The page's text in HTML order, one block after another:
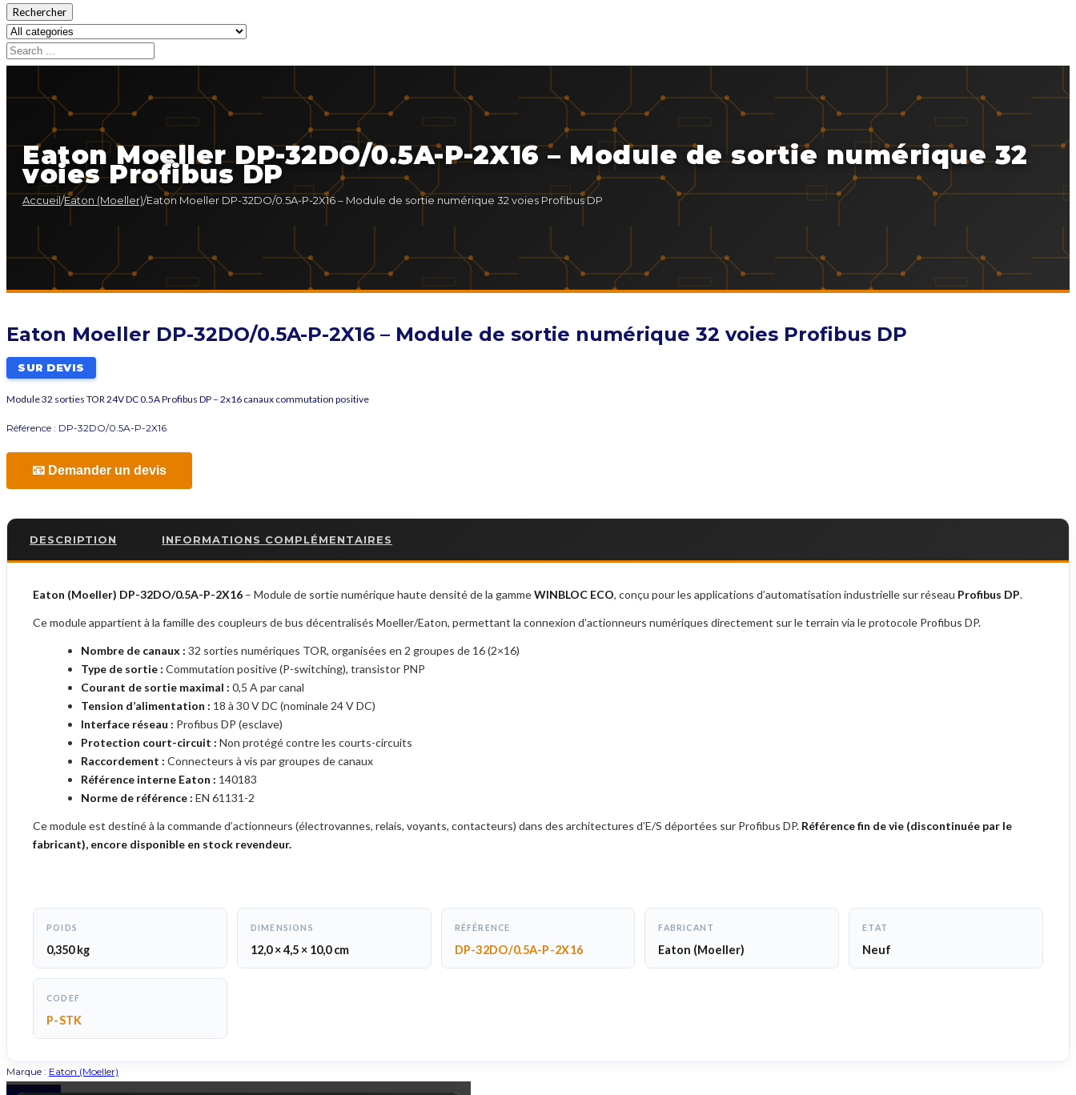
Rechercher
Eaton Moeller DP-32DO/0.5A-P-2X16 – Module de sortie numérique 32
voies Profibus DP
Accueil/Eaton (Moeller)/Eaton Moeller DP-32DO/0.5A-P-2X16 – Module de sortie numérique 32 voies Profibus DP
Eaton Moeller DP-32DO/0.5A-P-2X16 – Module de sortie numérique 32 voies Profibus DP
SUR DEVIS
Module 32 sorties TOR 24V DC 0.5A Profibus DP – 2x16 canaux commutation positive
Référence : DP-32DO/0.5A-P-2X16
📧 Demander un devis
DESCRIPTION INFORMATIONS COMPLÉMENTAIRES
Eaton (Moeller) DP-32DO/0.5A-P-2X16 – Module de sortie numérique haute densité de la gammeWINBLOC ECO, conçu pour les applications d’automatisation industrielle sur réseau Profibus DP.
Ce module appartient à la famille des coupleurs de bus décentralisés Moeller/Eaton, permettant la connexion d’actionneurs numériques directement sur le terrain via le protocole Profibus DP.
Nombre de canaux : 32 sorties numériques TOR, organisées en 2 groupes de 16 (2×16)
Type de sortie : Commutation positive (P-switching), transistor PNP
Courant de sortie maximal : 0,5 A par canal
Tension d’alimentation : 18 à 30 V DC (nominale 24 V DC)
Interface réseau : Profibus DP (esclave)
Protection court-circuit : Non protégé contre les courts-circuits
Raccordement : Connecteurs à vis par groupes de canaux
Référence interne Eaton : 140183
Norme de référence : EN 61131-2
Ce module est destiné à la commande d’actionneurs (électrovannes, relais, voyants, contacteurs) dans des architectures d’E/S déportées sur Profibus DP. Référence fin de vie (discontinuée par le
fabricant), encore disponible en stock revendeur.
POIDS
0,350 kg
DIMENSIONS
12,0 × 4,5 × 10,0 cm
RÉFÉRENCE
DP-32DO/0.5A-P-2X16
FABRICANT
Eaton (Moeller)
ETAT
Neuf
CODEF
P-STK
Marque : Eaton (Moeller)
Back to Top